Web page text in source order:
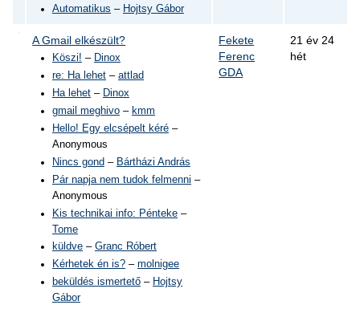
Automatikus – Hojtsy Gábor
A Gmail elkészült?
Köszi! – Dinox
re: Ha lehet– attlad
Ha lehet– Dinox
gmail meghivo– kmm
Hello! Egy elcsépelt kéré–
Anonymous
Nincs gond – Bártházi András
Pár napja nem tudok felmenni –
Anonymous
Kis technikai info: Pénteke–
Tome
küldve– Granc Róbert
Kérhetek én is?– molnigee
beküldés ismertető– Hojtsy
Gábor
Fekete
Ferenc
GDA
21 év 24
hét